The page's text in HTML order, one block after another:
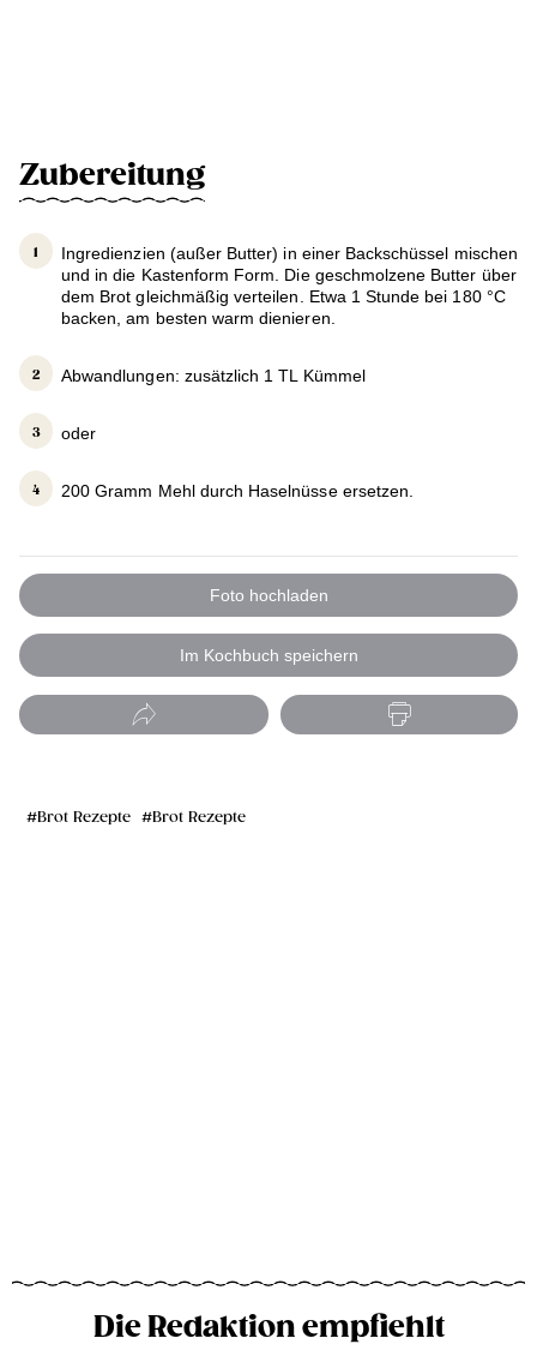
Zubereitung
Ingredienzien (außer Butter) in einer Backschüssel mischen
und in die Kastenform Form. Die geschmolzene Butter über
dem Brot gleichmäßig verteilen. Etwa 1 Stunde bei 180 °C
backen, am besten warm dienieren.
Abwandlungen: zusätzlich 1 TL Kümmel
oder
200 Gramm Mehl durch Haselnüsse ersetzen.
Foto hochladen
Im Kochbuch speichern
Brot Rezepte Brot Rezepte
Die Redaktion empfiehlt